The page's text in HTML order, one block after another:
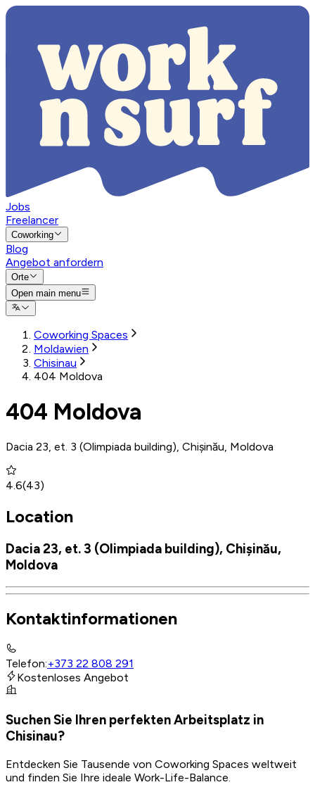
Jobs
Freelancer
Coworking
Blog
Angebot anfordern
Orte
Open main menu
Coworking Spaces
Moldawien
Chisinau
404 Moldova
404 Moldova
Dacia 23, et. 3 (Olimpiada building), Chișinău, Moldova
4.6(43)
Location
Dacia 23, et. 3 (Olimpiada building), Chișinău,
Moldova
Kontaktinformationen
Telefon:+373 22 808 291
Kostenloses Angebot
Suchen Sie Ihren perfekten Arbeitsplatz in
Chisinau?
Entdecken Sie Tausende von Coworking Spaces weltweit
und finden Sie Ihre ideale Work-Life-Balance.